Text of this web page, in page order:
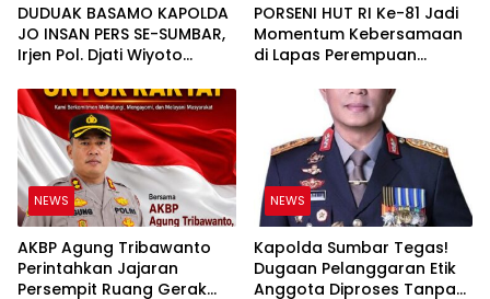
DUDUAK BASAMO KAPOLDA
JO INSAN PERS SE-SUMBAR,
Irjen Pol. Djati Wiyoto
Ruang bagi Pelanggar
Hukum di Internal Polri
PORSENI HUT RI Ke-81 Jadi
Momentum Kebersamaan
di Lapas Perempuan
NEWS
AKBP Agung Tribawanto
Perintahkan Jajaran
Persempit Ruang Gerak
NEWS
Kapolda Sumbar Tegas!
Dugaan Pelanggaran Etik
Anggota Diproses Tanpa